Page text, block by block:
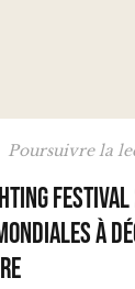
Poursuivre la
Festival
à